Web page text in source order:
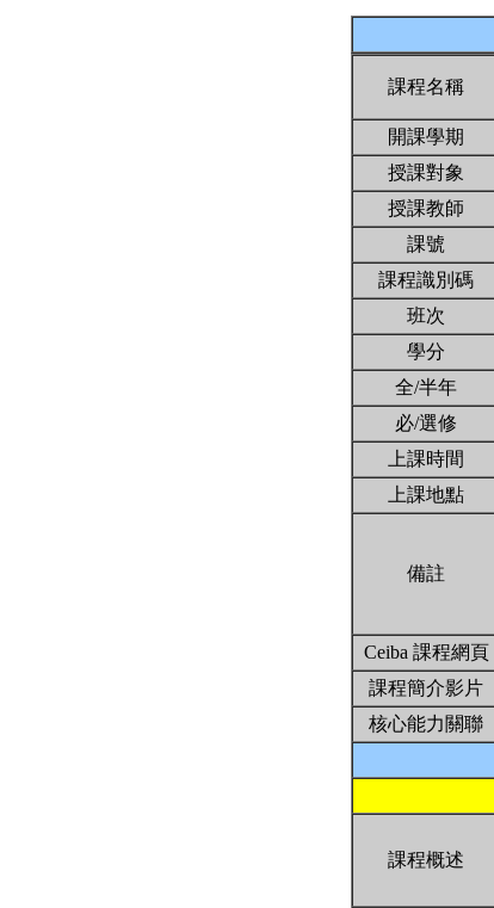
課程名稱
開課學期
授課對象
授課教師
課號
課程識別碼
班次
學分
全/半年
必/選修
上課時間
上課地點
備註
Ceiba 課程網頁
課程簡介影片
核心能力關聯
課程概述